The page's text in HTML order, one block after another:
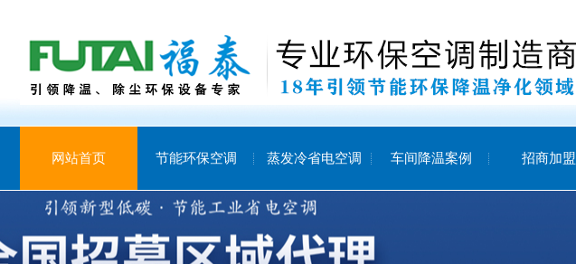
网站首页 节能环保空调 蒸发冷省电空调 车间降温案例 招商加盟